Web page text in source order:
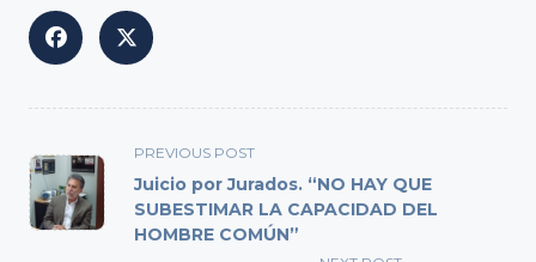
<span
class="nav-
subtitle
screen-
PREVIOUS POST
Juicio por Jurados. “NO HAY QUE
SUBESTIMAR LA CAPACIDAD DEL
HOMBRE COMÚN”